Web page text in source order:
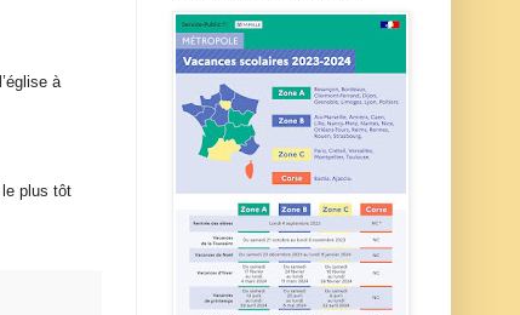
à
plus tôt